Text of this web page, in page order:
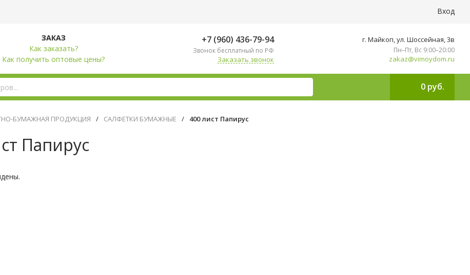
Вход
ЗАКАЗ
Как заказать?
Как получить оптовые цены?
+7 (960) 436-79-94
Звонок бесплатный по РФ
Заказать звонок
г. Майкоп, ул. ​Шоссейная, 3в
Пн–Пт, Вс 9:00–20:00
zakaz@vimoydom.ru
0 руб.
БУМАЖНАЯ ПРОДУКЦИЯ / САЛФЕТКИ БУМАЖНЫЕ / 400 лист Папирус
Папирус